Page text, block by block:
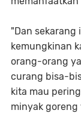
"Dan sekarang
kemungkinan
orang-orang
curang bisa-
kita mau
minyak